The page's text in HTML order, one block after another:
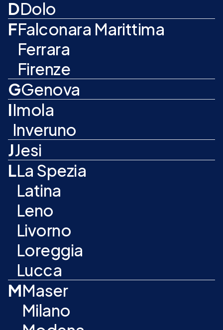
DDolo
FFalconara Marittima
Ferrara
Firenze
GGenova
IImola
Inveruno
JJesi
LLa Spezia
Latina
Leno
Livorno
Loreggia
Lucca
MMaser
Milano